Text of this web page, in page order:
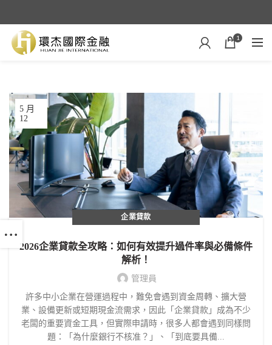
1
12
5 月
企業貸款
2026企業貸款全攻略：如何有效提升過件率與必備條件
解析！
管理員
許多中小企業在營運過程中，難免會遇到資金周轉、擴大營
業、設備更新或短期現金流需求，因此「企業貸款」成為不少
老闆的重要資金工具，但實際申請時，很多人都會遇到同樣問
題：「為什麼銀行不核准？」、「到底要具備...